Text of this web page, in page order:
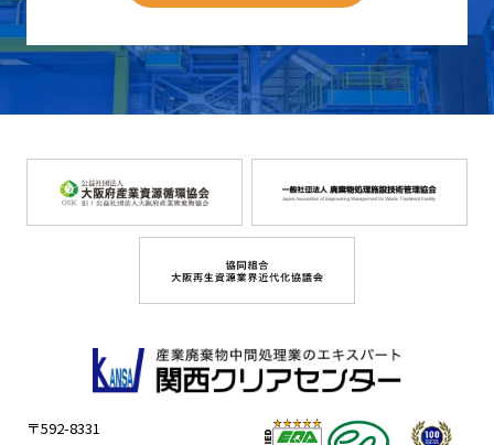
〒592-8331